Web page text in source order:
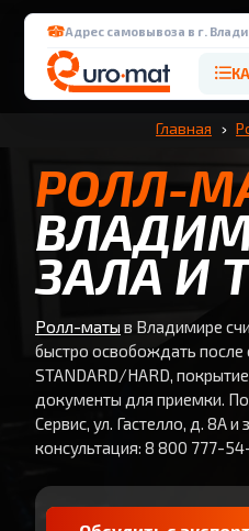
Адрес самовывоза в г.
Главная
РОЛЛ-
ЗАЛА И
Ролл-маты в Владимире
быстро освобождать
STANDARD/HARD,
документы для приемки.
Сервис, ул. Гастелло, д. 8А
консультация: 8 800 777-